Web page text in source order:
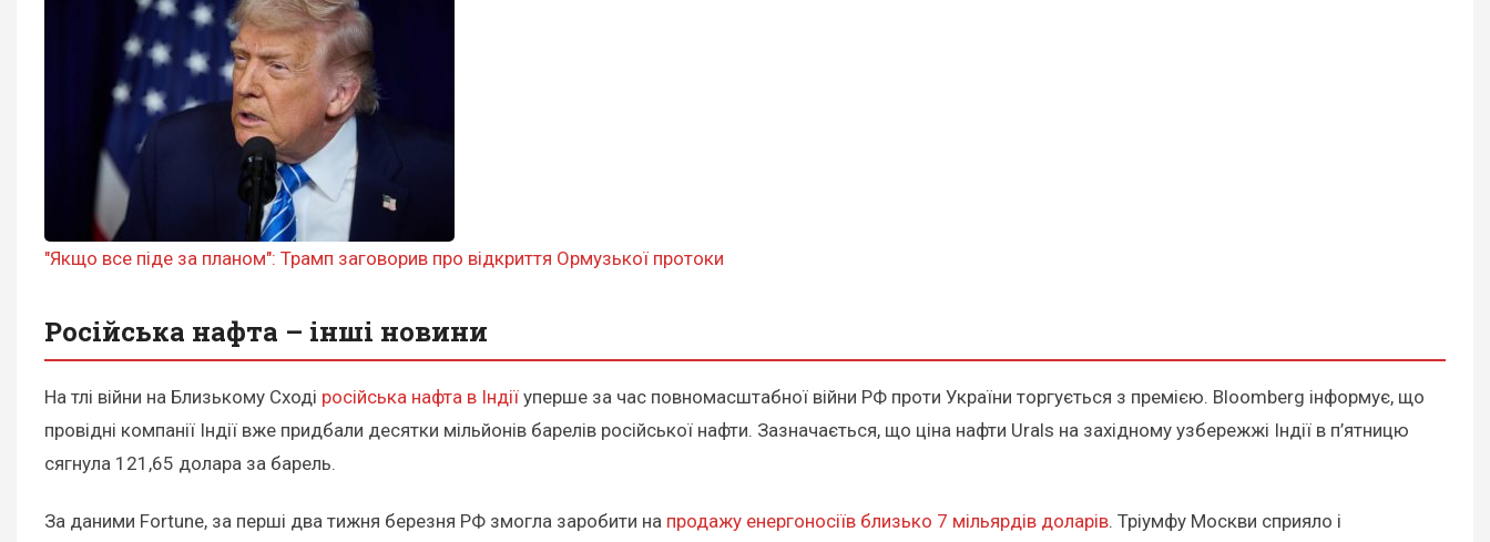
"Якщо все піде за планом": Трамп заговорив про відкриття Ормузької протоки
Російська нафта – інші новини
На тлі війни на Близькому Сході російська нафта в Індії уперше за час повномасштабної війни РФ проти України торгується з премією. Bloomberg інформує, що
провідні компанії Індії вже придбали десятки мільйонів барелів російської нафти. Зазначається, що ціна нафти Urals на західному узбережжі Індії в п’ятницю
сягнула 121,65 долара за барель.
За даними Fortune, за перші два тижня березня РФ змогла заробити на продажу енергоносіїв близько 7 мільярдів доларів. Тріумфу Москви сприяло і